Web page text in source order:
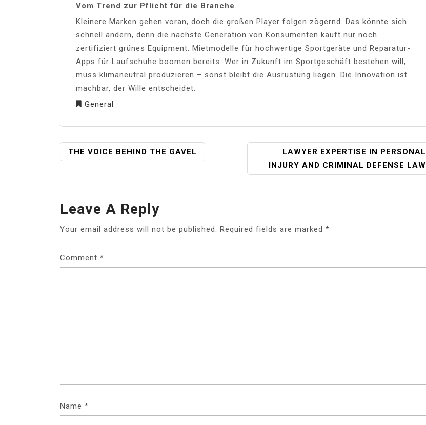
Vom Trend zur Pflicht für die Branche
Kleinere Marken gehen voran, doch die großen Player folgen zögernd. Das könnte sich
schnell ändern, denn die nächste Generation von Konsumenten kauft nur noch
zertifiziert grünes Equipment. Mietmodelle für hochwertige Sportgeräte und Reparatur-
Apps für Laufschuhe boomen bereits. Wer in Zukunft im Sportgeschäft bestehen will,
muss klimaneutral produzieren – sonst bleibt die Ausrüstung liegen. Die Innovation ist
machbar, der Wille entscheidet.
General
POST
NAVIGATION
THE VOICE BEHIND THE GAVEL
LAWYER EXPERTISE IN PERSONAL
INJURY AND CRIMINAL DEFENSE LAW
Leave A Reply
Your email address will not be published. Required fields are marked *
Comment *
Name *